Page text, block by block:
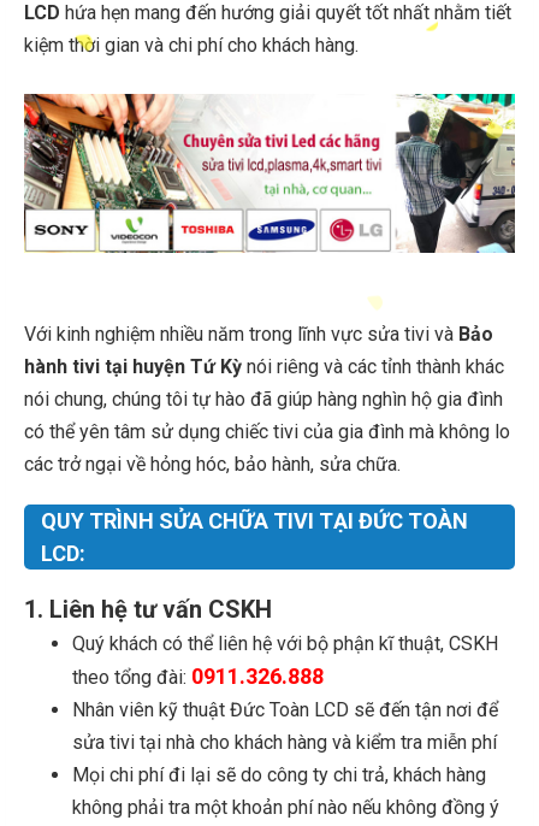
LCD hứa hẹn mang đến hướng giải quyết tốt nhất nhằm tiết
kiệm thời gian và chi phí cho khách hàng.
Với kinh nghiệm nhiều năm trong lĩnh vực sửa tivi và Bảo
hành tivi tại huyện Tứ Kỳ nói riêng và các tỉnh thành khác
nói chung, chúng tôi tự hào đã giúp hàng nghìn hộ gia đình
có thể yên tâm sử dụng chiếc tivi của gia đình mà không lo
các trở ngại về hỏng hóc, bảo hành, sửa chữa.
QUY TRÌNH SỬA CHỮA TIVI TẠI ĐỨC TOÀN
LCD:
1. Liên hệ tư vấn CSKH
Quý khách có thể liên hệ với bộ phận kĩ thuật, CSKH
theo tổng đài: 0911.326.888
Nhân viên kỹ thuật Đức Toàn LCD sẽ đến tận nơi để
sửa tivi tại nhà cho khách hàng và kiểm tra miễn phí
Mọi chi phí đi lại sẽ do công ty chi trả, khách hàng
không phải tra một khoản phí nào nếu không đồng ý